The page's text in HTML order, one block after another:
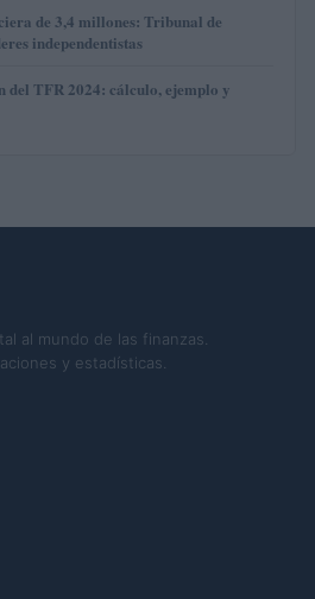
de 3,4 millones: Tribunal de
independentistas
del TFR 2024: cálculo, ejemplo y
al mundo de las finanzas.
y estadísticas.